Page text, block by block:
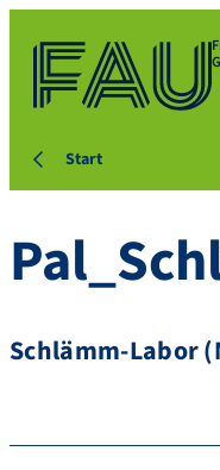
Start
Schlämm-Labor